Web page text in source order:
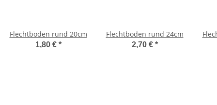
Flechtboden rund 20cm
1,80 € *
Flechtboden rund 24cm
2,70 € *